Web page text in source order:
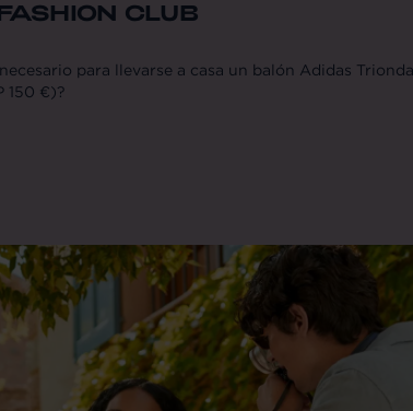
CLUB
para llevarse a casa un balón Adidas
150 €)?